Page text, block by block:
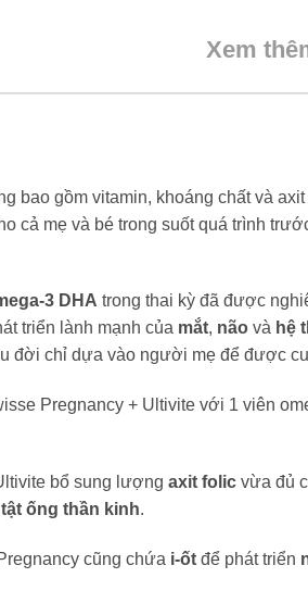
Xem
bao gồm vitamin, khoáng chất và
cả mẹ và bé trong suốt quá trình
3 DHA trong thai kỳ đã được
triển lành mạnh của mắt, não và hệ
đời chỉ dựa vào người mẹ để được
Pregnancy + Ultivite với 1 viên
bổ sung lượng axit folic vừa đủ
ống thần kinh.
cũng chứa i-ốt để phát triển